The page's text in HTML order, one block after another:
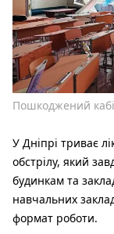
Пошкоджений
У Дніпрі триває
обстрілу, який
будинкам та
навчальних
формат роботи.